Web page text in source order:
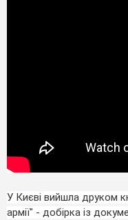
У Києві вийшла друком
армії" - добірка із